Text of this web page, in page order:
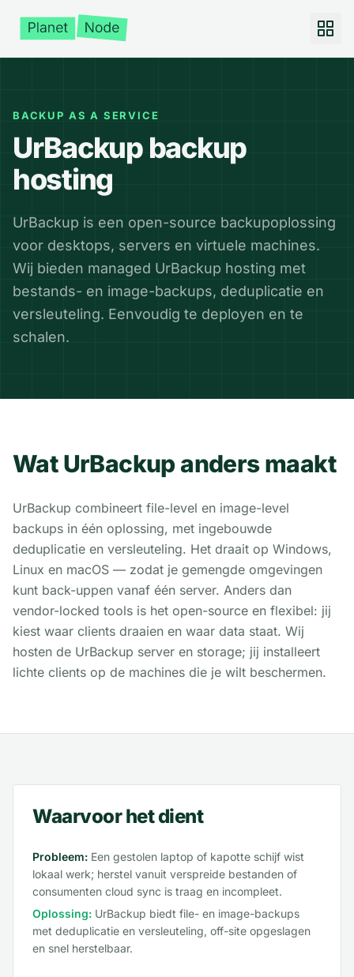
BACKUP AS A SERVICE
UrBackup backup
hosting
UrBackup is een open-source backupoplossing
voor desktops, servers en virtuele machines.
Wij bieden managed UrBackup hosting met
bestands- en image-backups, deduplicatie en
versleuteling. Eenvoudig te deployen en te
schalen.
Wat UrBackup anders maakt
UrBackup combineert file-level en image-level
backups in één oplossing, met ingebouwde
deduplicatie en versleuteling. Het draait op Windows,
Linux en macOS — zodat je gemengde omgevingen
kunt back-uppen vanaf één server. Anders dan
vendor-locked tools is het open-source en flexibel: jij
kiest waar clients draaien en waar data staat. Wij
hosten de UrBackup server en storage; jij installeert
lichte clients op de machines die je wilt beschermen.
Waarvoor het dient
Probleem: Een gestolen laptop of kapotte schijf wist
lokaal werk; herstel vanuit verspreide bestanden of
consumenten cloud sync is traag en incompleet.
Oplossing: UrBackup biedt file- en image-backups
met deduplicatie en versleuteling, off-site opgeslagen
en snel herstelbaar.